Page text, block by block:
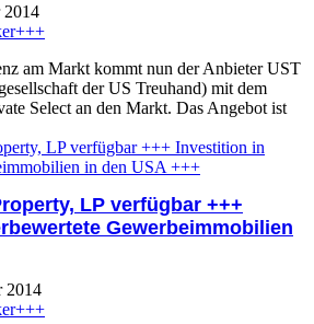
2014
am Markt kommt nun der Anbieter UST
der US Treuhand) mit dem
Select an den Markt. Das Angebot ist
LP verfügbar +++
Gewerbeimmobilien
2014